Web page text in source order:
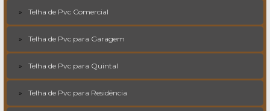
Telha de Pvc Comercial
Telha de Pvc para Garagem
Telha de Pvc para Quintal
Telha de Pvc para Residência